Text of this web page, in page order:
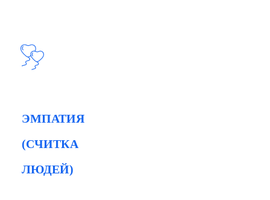
ЭМПАТИЯ
(СЧИТКА
ЛЮДЕЙ)